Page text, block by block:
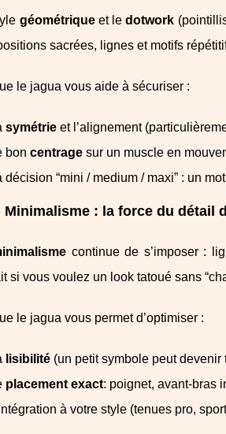
géométriqueet ledotwork
sacrées, lignes et motifs
le jagua vous aide à sécuriser :
symétrie et l’alignement
bon centrage sur un muscle en
décision “mini / medium / maxi” : un
Minimalisme : la force du détail
continue de s’imposer :
si vous voulez un look tatoué sans
le jagua vous permet d’optimiser :
lisibilité (un petit symbole peut
placement exact: poignet, avant‑bras
à votre style (tenues pro,